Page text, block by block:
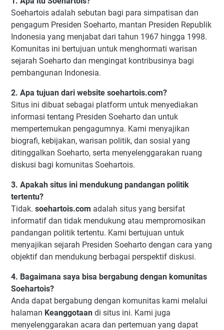
Soehartois adalah sebutan bagi para simpatisan dan
pengagum Presiden Soeharto, mantan Presiden Republik
Indonesia yang menjabat dari tahun 1967 hingga 1998.
Komunitas ini bertujuan untuk menghormati warisan
sejarah Soeharto dan mengingat kontribusinya bagi
pembangunan Indonesia.
2. Apa tujuan dari website soehartois.com?
Situs ini dibuat sebagai platform untuk menyediakan
informasi tentang Presiden Soeharto dan untuk
mempertemukan pengagumnya. Kami menyajikan
biografi, kebijakan, warisan politik, dan sosial yang
ditinggalkan Soeharto, serta menyelenggarakan ruang
diskusi bagi komunitas Soehartois.
3. Apakah situs ini mendukung pandangan politik
tertentu?
Tidak. soehartois.com adalah situs yang bersifat
informatif dan tidak mendukung atau mempromosikan
pandangan politik tertentu. Kami bertujuan untuk
menyajikan sejarah Presiden Soeharto dengan cara yang
objektif dan mendukung berbagai perspektif diskusi.
4. Bagaimana saya bisa bergabung dengan komunitas
Soehartois?
Anda dapat bergabung dengan komunitas kami melalui
halaman Keanggotaan di situs ini. Kami juga
menyelenggarakan acara dan pertemuan yang dapat